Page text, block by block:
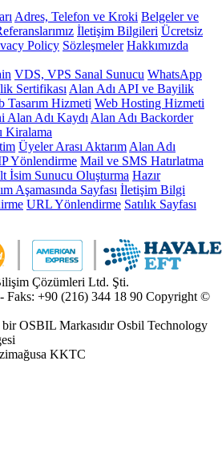
Adres, Telefon ve Kroki Belgeler ve
İletişim Bilgileri Ücretsiz
Policy Sözleşmeler Hakkımızda
VDS, VPS Sanal Sunucu WhatsApp
Sertifikası Alan Adı API ve Bayilik
Tasarım Hizmeti Web Hosting Hizmeti
Alan Adı Kaydı Alan Adı Backorder
Kiralama
Üyeler Arası Aktarım Alan Adı
Yönlendirme Mail ve SMS Hatırlatma
İsim Sunucu Oluşturma Hazır
Aşamasında Sayfası İletişim Bilgi
URL Yönlendirme Satılık Sayfası
Çözümleri Ltd. Şti.
Faks: +90 (216) 344 18 90 Copyright ©
OSBIL Markasıdır Osbil Technology
KKTC